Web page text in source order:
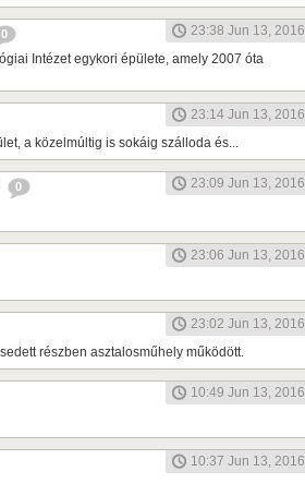
0
23:38 Jun 13, 2016
Intézet egykori épülete, amely 2007 óta
23:14 Jun 13, 2016
a közelmúltig is sokáig szálloda és...
0
23:09 Jun 13, 2016
23:06 Jun 13, 2016
23:02 Jun 13, 2016
részben asztalosműhely működött.
10:49 Jun 13, 2016
10:37 Jun 13, 2016